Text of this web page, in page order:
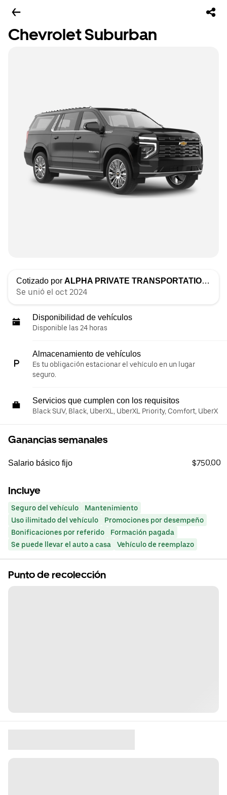
Chevrolet Suburban
Cotizado por ALPHA PRIVATE TRANSPORTATION LLC
Se unió el oct 2024
Disponibilidad de vehículos
Disponible las 24 horas
Almacenamiento de vehículos
Es tu obligación estacionar el vehículo en un lugar
seguro.
Servicios que cumplen con los requisitos
Black SUV, Black, UberXL, UberXL Priority, Comfort, UberX
Ganancias semanales
Salario básico fijo $750.00
Incluye
Seguro del vehículo
Mantenimiento
Uso ilimitado del vehículo
Promociones por desempeño
Bonificaciones por referido
Formación pagada
Se puede llevar el auto a casa
Vehículo de reemplazo
Punto de recolección